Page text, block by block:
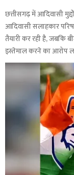
छत्तीसगढ़ में आदिवासी
आदिवासी सलाहकार
तैयारी कर रही है, जबकि
इस्तेमाल करने का आरोप